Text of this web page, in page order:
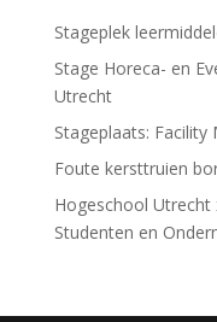
Stageplek
Stage Horeca- en
Utrecht
Stageplaats:
Foute kersttruien
Hogeschool
Studenten en